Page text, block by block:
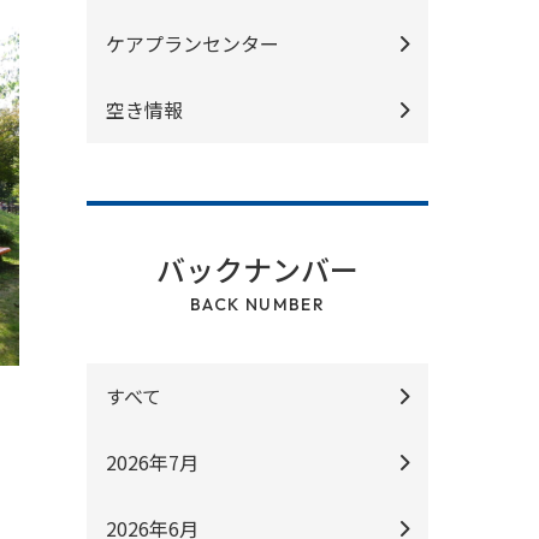
ケアプランセンター
空き情報
バックナンバー
BACK NUMBER
すべて
2026年7月
2026年6月